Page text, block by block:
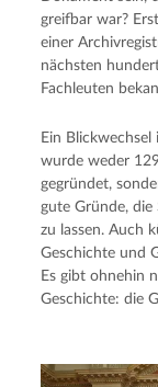
greifbar war?
einer
nächsten
Fachleuten
Ein Blickwechsel
wurde weder
gegründet,
gute Gründe, die
zu lassen. Auch
Geschichte und
Es gibt ohnehin
Geschichte: die